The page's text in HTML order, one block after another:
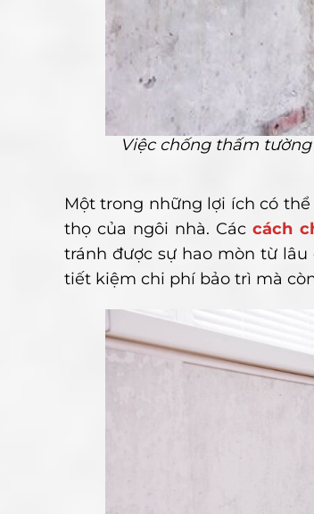
Việc chống thấm
Một trong những lợi ích có
thọ của ngôi nhà. Cáccách
tránh được sự hao mòn từ
tiết kiệm chi phí bảo trì mà